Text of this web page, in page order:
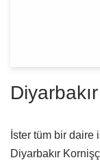
İster tüm bir daire
Diyarbakır